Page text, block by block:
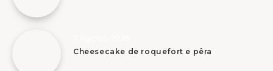
Cheesecake de roquefort e pêra